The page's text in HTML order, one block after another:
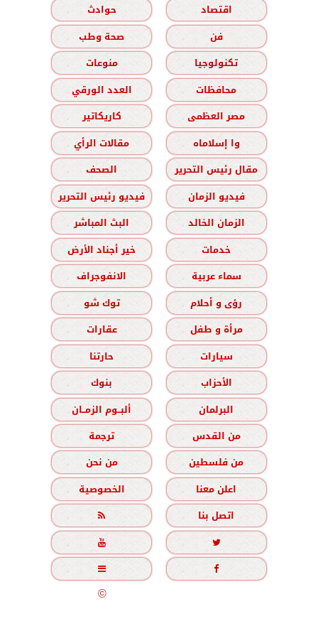
اقتصاد
حوادث
فن
صحة وطب
تكنولوجيا
منوعات
محافظات
العدد الورقي
مصر العظمى
كاريكاتير
وا إسلاماه
مقالات الرأي
مقال رئيس التحرير
الصحف
فيديو الزمان
فيديو رئيس التحرير
الزمان الخالد
البث المباشر
خدمات
خير أجناد الأرض
سماء عربية
الانفوجراف
رؤى و أحلام
توك شو
مرأة و طفل
عقارات
سيارات
حارتنا
الأحزاب
بنوك
البرلمان
ألبــوم الزمــان
من القدس
ترجمة
من فلسطين
من نحن
اعلن معنا
الخصوصية
اتصل بنا





جميع الحقوق محفوظة©